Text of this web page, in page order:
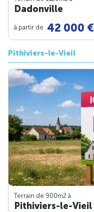
Dadonville
à partir de 42 000 €
Pithiviers-le-Vieil
Terrain de 900m2 à
Pithiviers-le-Vieil